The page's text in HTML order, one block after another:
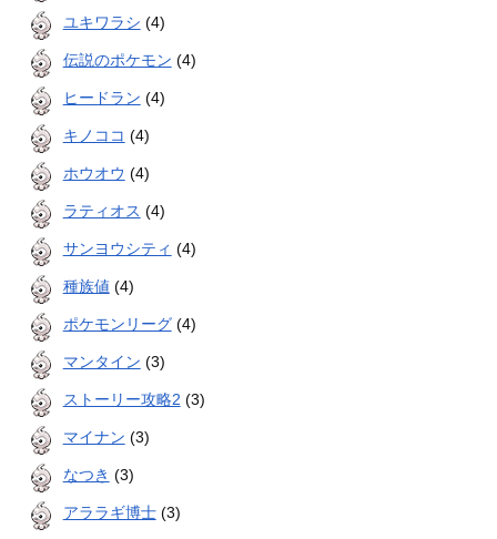
ユキワラシ (4)
伝説のポケモン (4)
ヒードラン (4)
キノココ (4)
ホウオウ (4)
ラティオス (4)
サンヨウシティ (4)
種族値 (4)
ポケモンリーグ(4)
マンタイン (3)
ストーリー攻略2 (3)
マイナン (3)
なつき (3)
アララギ博士(3)